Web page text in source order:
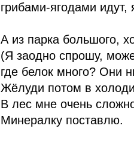
грибами-ягодами
А из парка большого,
(Я заодно спрошу,
где белок много? Они
Жёлуди потом в
В лес мне очень
Минералку поставлю.